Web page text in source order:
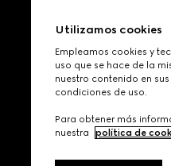
Utilizamos cookies
Empleamos cookies y
uso que se hace de la
nuestro contenido en
condiciones de uso.
Para obtener más
nuestra
política de